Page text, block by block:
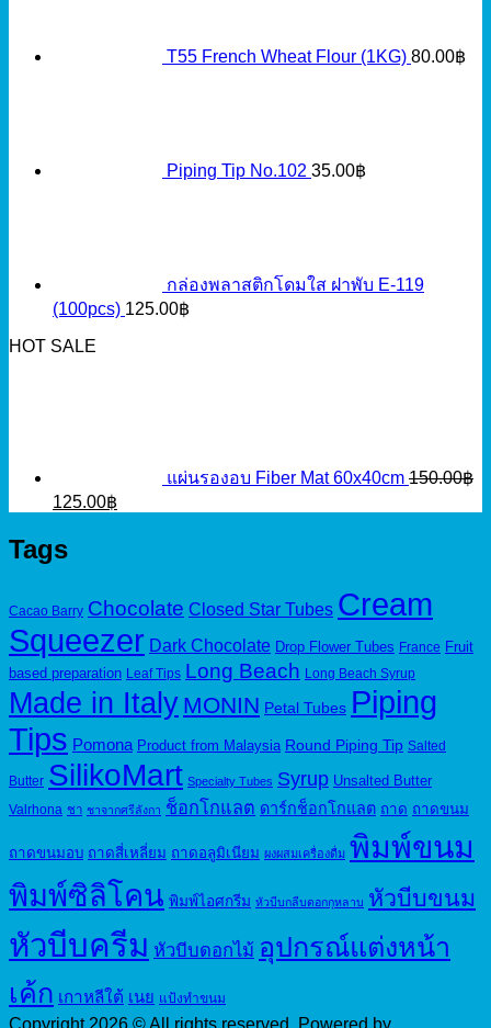
T55 French Wheat Flour (1KG) 80.00฿
Piping Tip No.102 35.00฿
กล่องพลาสติกโดมใส ฝาพับ E-119
(100pcs) 125.00฿
HOT SALE
แผ่นรองอบ Fiber Mat 60x40cm 150.00฿
Original
150.00฿.
125.00฿
Tags
Cacao Barry Chocolate Closed Star Tubes Cream
Squeezer Dark Chocolate Drop Flower Tubes France Fruit
based preparation Leaf Tips Long Beach Long Beach Syrup
Made in Italy MONIN Petal Tubes Piping
Tips Pomona Product from Malaysia Round Piping Tip Salted
Butter SilikoMart Specialty Tubes Syrup Unsalted Butter
Valrhona ชา ชาจากศรีลังกา ช็อกโกแลต ดาร์กช็อกโกแลต ถาด ถาดขนม
ถาดขนมอบ ถาดสี่เหลี่ยม ถาดอลูมิเนียม ผงผสมเครื่องดื่ม พิมพ์ขนม
พิมพ์ซิลิโคน พิมพ์ไอศกรีม หัวบีบกลีบดอกกุหลาบ หัวบีบขนม
หัวบีบครีม หัวบีบดอกไม้ อุปกรณ์แต่งหน้า
เค้ก เกาหลีใต้ เนย แป้งทำขนม